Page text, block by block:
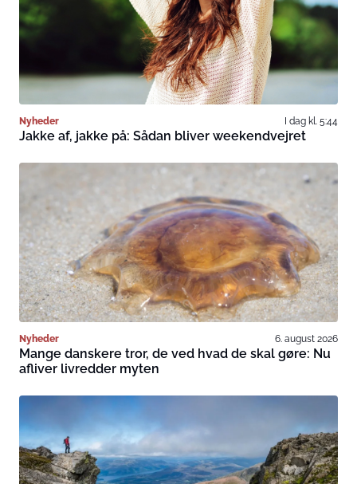
Nyheder I dag kl. 5:44
Jakke af, jakke på: Sådan bliver weekendvejret
Nyheder 6. august 2026
Mange danskere tror, de ved hvad de skal gøre: Nu
afliver livredder myten